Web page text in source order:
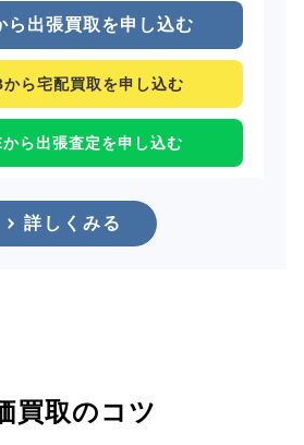
ら出張買取を申し込む
から宅配買取を申し込む
ら出張査定を申し込む
詳しくみる
買取のコツ